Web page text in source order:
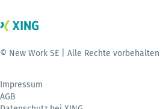
© New Work SE | Alle Rechte vorbehalten
Impressum
AGB